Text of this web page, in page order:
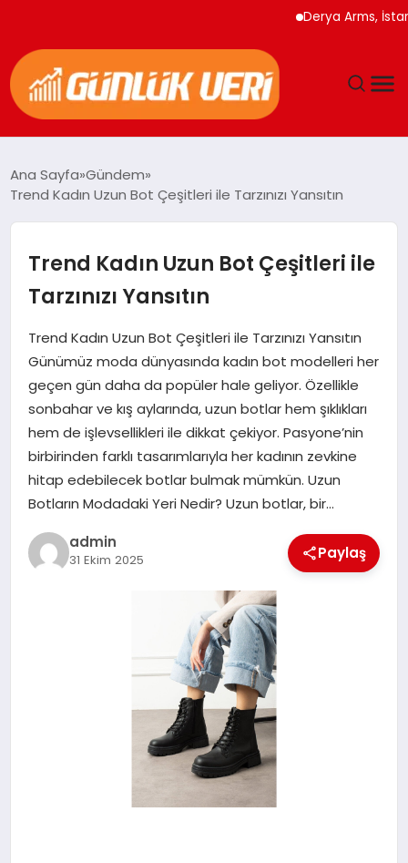
Derya Arms, İstanbul
YAŞAM
EĞITIM
EKONOMI
GENEL
SPOR
TEKNOLOJI
Ana Sayfa Gündem
Trend Kadın Uzun Bot Çeşitleri ile Tarzınızı Yansıtın
Trend Kadın Uzun Bot Çeşitleri ile
Tarzınızı Yansıtın
Trend Kadın Uzun Bot Çeşitleri ile Tarzınızı Yansıtın
Günümüz moda dünyasında kadın bot modelleri her
geçen gün daha da popüler hale geliyor. Özellikle
sonbahar ve kış aylarında, uzun botlar hem şıklıkları
hem de işlevsellikleri ile dikkat çekiyor. Pasyone’nin
birbirinden farklı tasarımlarıyla her kadının zevkine
hitap edebilecek botlar bulmak mümkün. Uzun
Botların Modadaki Yeri Nedir? Uzun botlar, bir…
admin
31 Ekim 2025 Paylaş